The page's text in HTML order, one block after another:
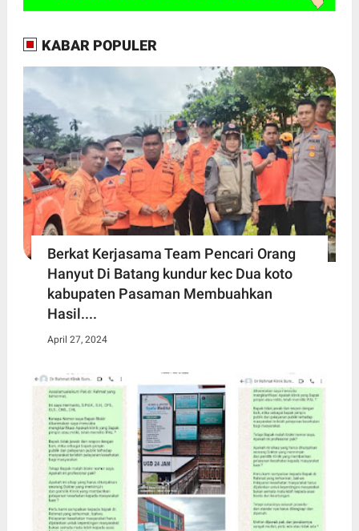
KABAR POPULER
Berkat Kerjasama Team Pencari Orang
Hanyut Di Batang kundur kec Dua koto
kabupaten Pasaman Membuahkan
Hasil....
April 27, 2024